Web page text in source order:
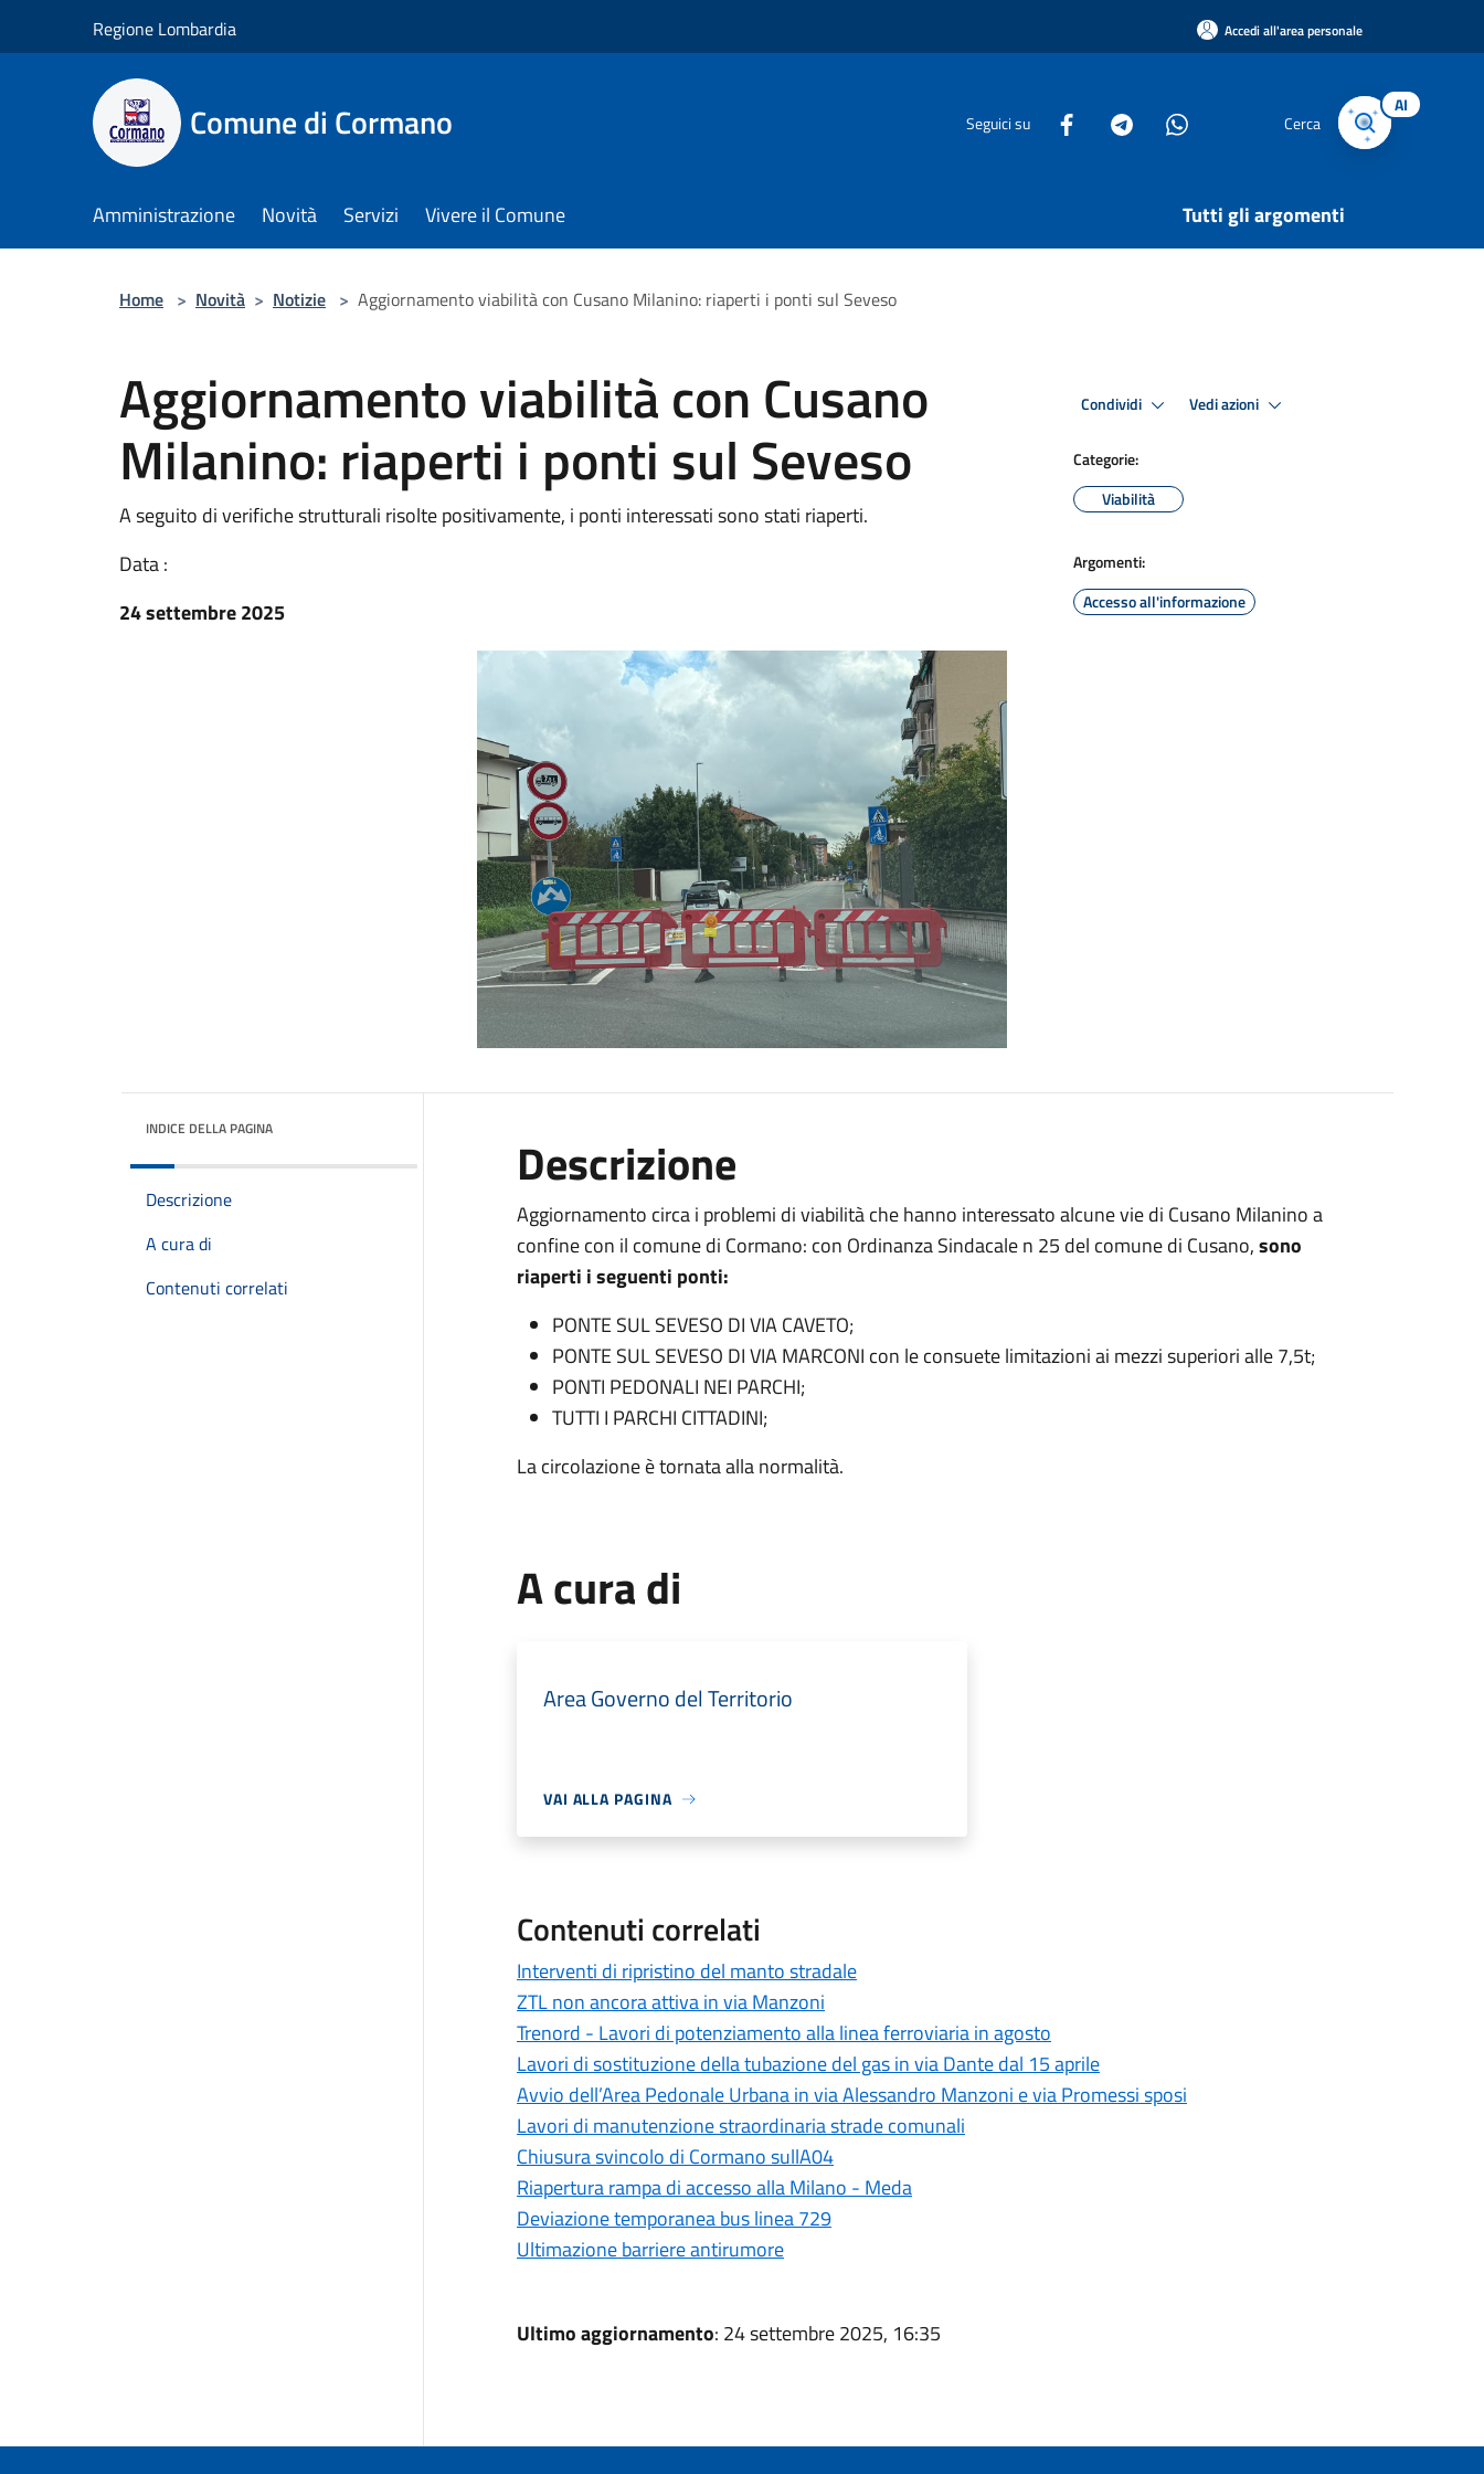
Regione Lombardia Accedi all'area personale
Comune di Cormano Seguici su Cerca
AI
Amministrazione Novità Servizi Vivere il Comune Tutti gli argomenti
Home > Novità > Notizie > Aggiornamento viabilità con Cusano Milanino: riaperti i ponti sul Seveso
Aggiornamento viabilità con Cusano
Milanino: riaperti i ponti sul Seveso
A seguito di verifiche strutturali risolte positivamente, i ponti interessati sono stati riaperti.
Data :
24 settembre 2025
Condividi Vedi azioni
Categorie:
Viabilità
Argomenti:
Accesso all'informazione
INDICE DELLA PAGINA
Descrizione
A cura di
Contenuti correlati
Descrizione
Aggiornamento circa i problemi di viabilità che hanno interessato alcune vie di Cusano Milanino a
confine con il comune di Cormano: con Ordinanza Sindacale n 25 del comune di Cusano,sono
riaperti i seguenti ponti:
PONTE SUL SEVESO DI VIA CAVETO;
PONTE SUL SEVESO DI VIA MARCONI con le consuete limitazioni ai mezzi superiori alle 7,5t;
PONTI PEDONALI NEI PARCHI;
TUTTI I PARCHI CITTADINI;
La circolazione è tornata alla normalità.
A cura di
Area Governo del Territorio
VAI ALLA PAGINA
Contenuti correlati
Interventi di ripristino del manto stradale
ZTL non ancora attiva in via Manzoni
Trenord - Lavori di potenziamento alla linea ferroviaria in agosto
Lavori di sostituzione della tubazione del gas in via Dante dal 15 aprile
Avvio dell’Area Pedonale Urbana in via Alessandro Manzoni e via Promessi sposi
Lavori di manutenzione straordinaria strade comunali
Chiusura svincolo di Cormano sullA04
Riapertura rampa di accesso alla Milano - Meda
Deviazione temporanea bus linea 729
Ultimazione barriere antirumore
Ultimo aggiornamento: 24 settembre 2025, 16:35